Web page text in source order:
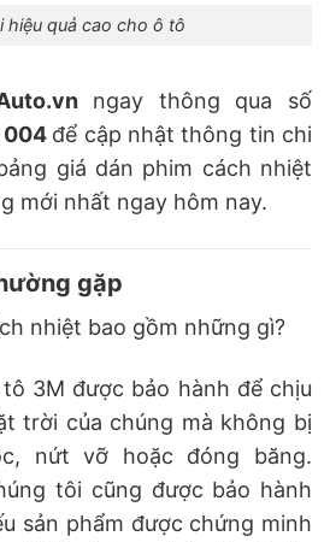
hiệu quả cao cho ô tô
ngay thông qua số
004 để cập nhật thông tin chi
giá dán phim cách nhiệt
mới nhất ngay hôm nay.
gặp
nhiệt bao gồm những gì?
3M được bảo hành để chịu
trời của chúng mà không bị
nứt vỡ hoặc đóng băng.
tôi cũng được bảo hành
sản phẩm được chứng minh